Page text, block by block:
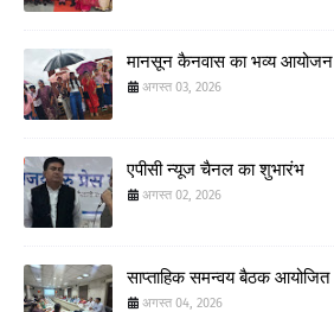
मानसून कैनवास का भव्य आयोजन
अगस्त 03, 2026
एपीसी न्यूज चैनल का शुभारंभ
अगस्त 02, 2026
साप्ताहिक समन्वय बैठक आयोजित
अगस्त 04, 2026